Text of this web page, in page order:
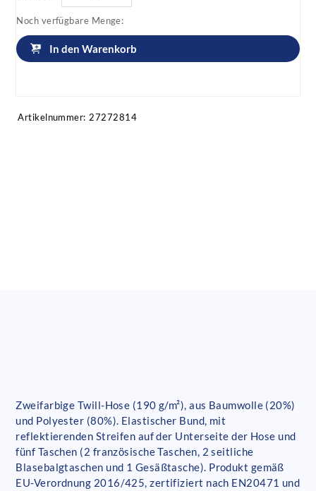
Noch verfügbare Menge:
In den Warenkorb
Artikelnummer: 27272814
Zweifarbige Twill-Hose (190 g/m²), aus Baumwolle (20%)
und Polyester (80%). Elastischer Bund, mit
reflektierenden Streifen auf der Unterseite der Hose und
fünf Taschen (2 französische Taschen, 2 seitliche
Blasebalgtaschen und 1 Gesäßtasche). Produkt gemäß
EU-Verordnung 2016/425, zertifiziert nach EN20471 und